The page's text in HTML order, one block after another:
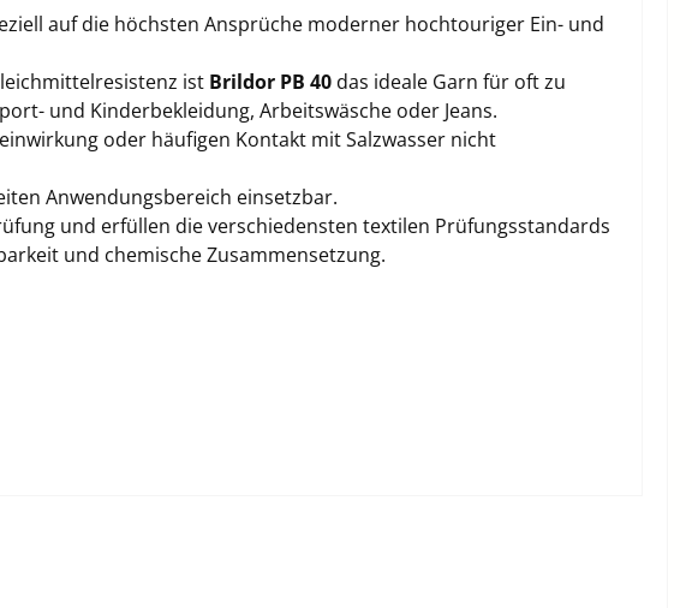
auf die höchsten Ansprüche moderner hochtouriger Ein- und
ist Brildor PB 40 das ideale Garn für oft zu
und Kinderbekleidung, Arbeitswäsche oder Jeans.
oder häufigen Kontakt mit Salzwasser nicht
Anwendungsbereich einsetzbar.
und erfüllen die verschiedensten textilen Prüfungsstandards
und chemische Zusammensetzung.